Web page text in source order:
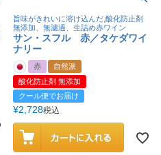
旨味がきれいに溶け込んだ,酸化防止剤
無添加、無濾過、生詰め赤ワイン
サン・スフル 赤／タケダワイ
ナリー
赤
自然派
酸化防止剤 無添加
クール便でお届け
¥2,728税込